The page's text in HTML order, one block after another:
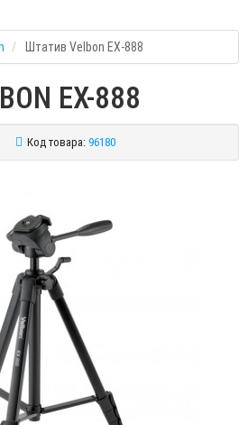
Штатив Velbon EX-888
EX-888
Код товара: 96180